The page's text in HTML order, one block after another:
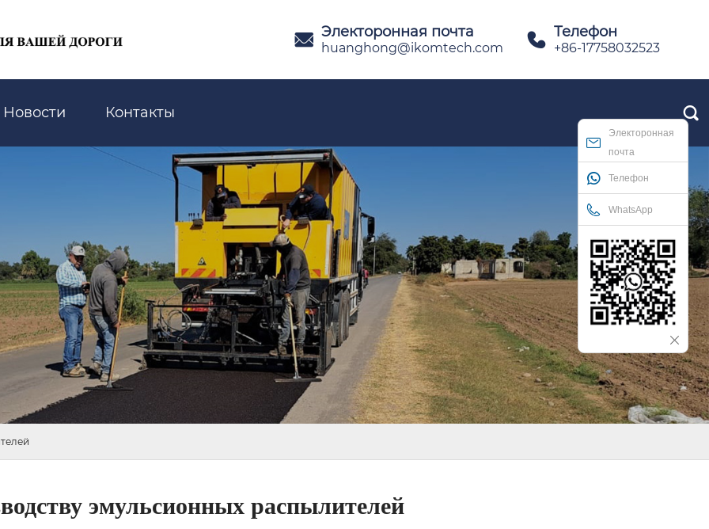
 Электоронная почта
huanghong@ikomtech.com  Телефон
+86-17758032523
Новости Контакты 
Электоронная
почта
Телефон
WhatsApp
эмульсионных распылителей